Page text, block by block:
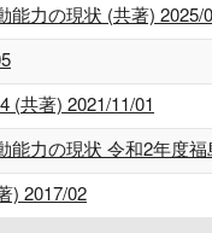
力の現状 (共著) 2025/
(共著) 2021/11/01
力の現状 令和2年度
) 2017/02